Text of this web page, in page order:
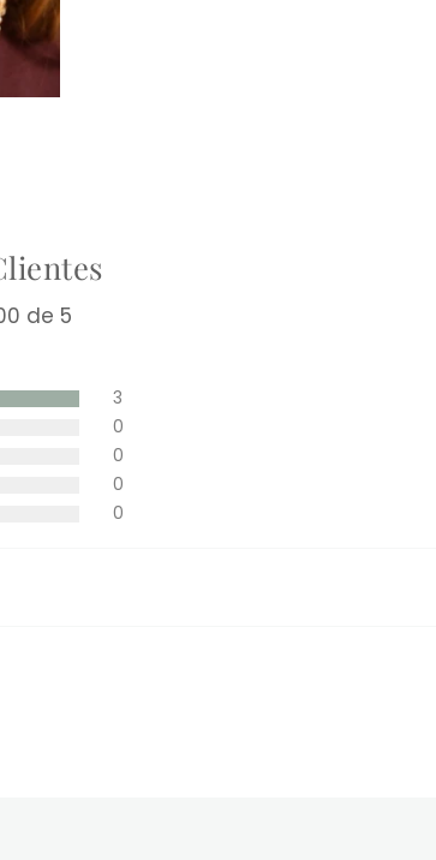
de 5
3
0
0
0
0